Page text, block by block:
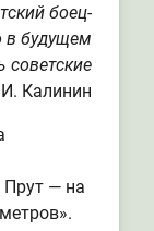
боец-
в будущем
советские
Калинин
Прут — на